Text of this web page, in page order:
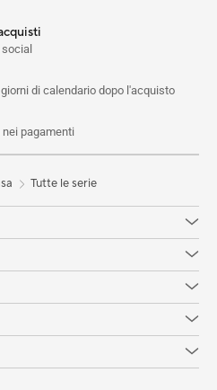
di calendario dopo l'acquisto
pagamenti
Tutte le serie